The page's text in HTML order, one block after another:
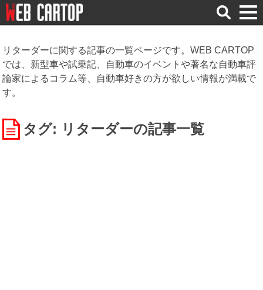
検
索
リターダーに関する記事の一覧ページです。WEB CARTOP
では、新型車や試乗記、自動車のイベントや著名な自動車評
論家によるコラム等、自動車好きの方が欲しい情報が満載で
す。
タグ: リターダーの記事一覧